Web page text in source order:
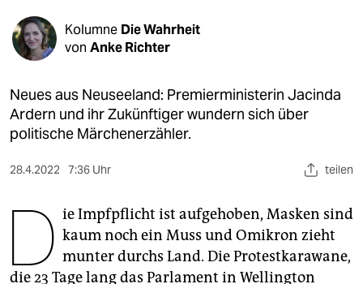
öko
gesellschaft
kultur
sport
wahrheit
verlag
Kolumne Die Wahrheit
von Anke Richter
Neues aus Neuseeland: Premierministerin Jacinda
Ardern und ihr Zukünftiger wundern sich über
politische Märchenerzähler.
28.4.2022 7:36 Uhr teilen
D ie Impfpflicht ist aufgehoben, Masken sind
kaum noch ein Muss und Omikron zieht
munter durchs Land. Die Protestkarawane,
die 23 Tage lang das Parlament in Wellington